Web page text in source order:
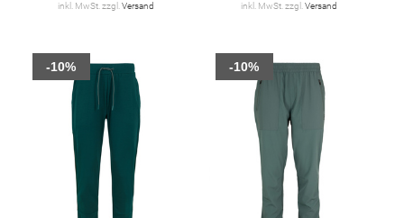
inkl. MwSt. zzgl.Versand inkl. MwSt. zzgl.Versand
-10% -10%